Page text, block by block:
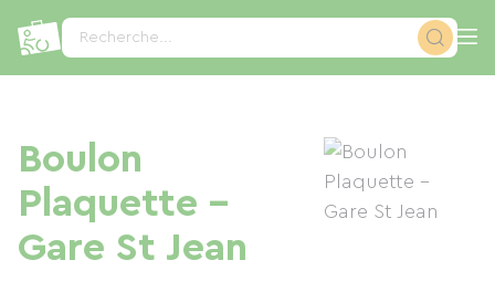
Recherche...
Boulon
Plaquette -
Gare St Jean
Panneau de gestion des cookies